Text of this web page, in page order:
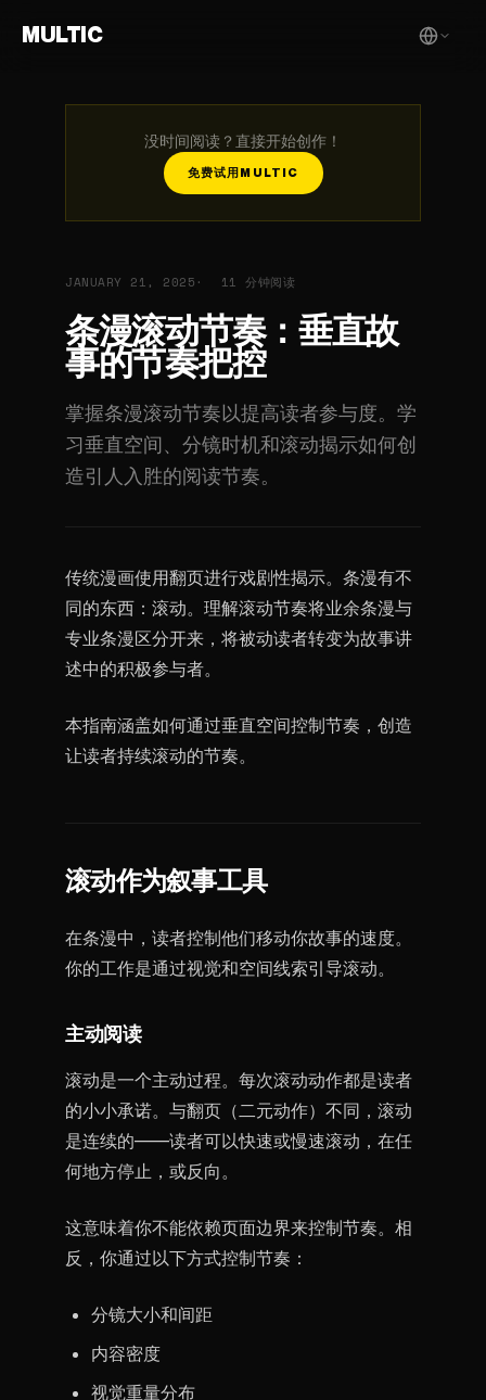
MULTIC
没时间阅读？直接开始创作！
免费试用MULTIC
JANUARY 21, 2025 11 分钟阅读
条漫滚动节奏：垂直故
事的节奏把控
掌握条漫滚动节奏以提高读者参与度。学
习垂直空间、分镜时机和滚动揭示如何创
造引人入胜的阅读节奏。
传统漫画使用翻页进行戏剧性揭示。条漫有不
同的东西：滚动。理解滚动节奏将业余条漫与
专业条漫区分开来，将被动读者转变为故事讲
述中的积极参与者。
本指南涵盖如何通过垂直空间控制节奏，创造
让读者持续滚动的节奏。
滚动作为叙事工具
在条漫中，读者控制他们移动你故事的速度。
你的工作是通过视觉和空间线索引导滚动。
主动阅读
滚动是一个主动过程。每次滚动动作都是读者
的小小承诺。与翻页（二元动作）不同，滚动
是连续的——读者可以快速或慢速滚动，在任
何地方停止，或反向。
这意味着你不能依赖页面边界来控制节奏。相
反，你通过以下方式控制节奏：
分镜大小和间距
内容密度
视觉重量分布